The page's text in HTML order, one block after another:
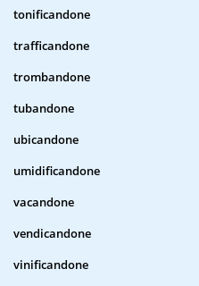
tonificandone
trafficandone
trombandone
tubandone
ubicandone
umidificandone
vacandone
vendicandone
vinificandone